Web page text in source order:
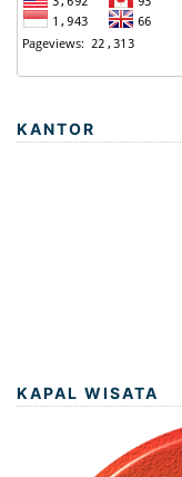
KANTOR
KAPAL WISATA